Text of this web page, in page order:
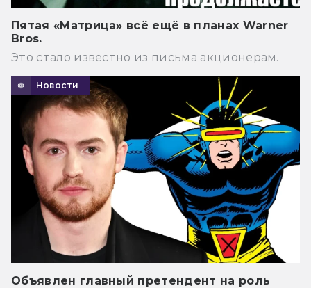
Пятая «Матрица» всё ещё в планах Warner
Bros.
Это стало известно из письма акционерам.
Новости
Объявлен главный претендент на роль